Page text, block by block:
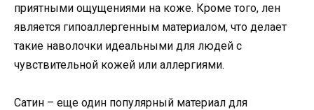
приятными ощущениями на коже. Кроме того, лен
является гипоаллергенным материалом, что делает
такие наволочки идеальными для людей с
чувствительной кожей или аллергиями.
Сатин – еще один популярный материал для